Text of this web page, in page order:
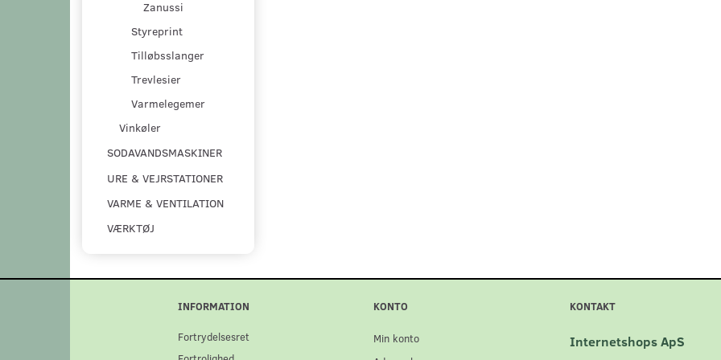
Zanussi
Styreprint
Tilløbsslanger
Trevlesier
Varmelegemer
Vinkøler
SODAVANDSMASKINER
URE & VEJRSTATIONER
VARME & VENTILATION
VÆRKTØJ
INFORMATION
Fortrydelsesret
KONTO
Min konto
KONTAKT
Internetshops ApS